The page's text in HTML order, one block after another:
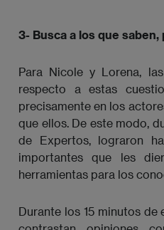
3- Busca a los que
Para Nicole y Lorena,
respecto a estas
precisamente en los
que ellos. De este modo,
de Expertos, lograron
importantes que les
herramientas para los
Durante los 15 minutos